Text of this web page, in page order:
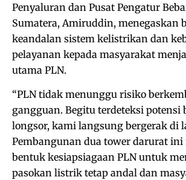
Penyaluran dan Pusat Pengatur
Sumatera, Amiruddin, menegaskan
keandalan sistem kelistrikan dan
pelayanan kepada masyarakat
utama PLN.
“PLN tidak menunggu risiko
gangguan. Begitu terdeteksi potensi
longsor, kami langsung bergerak di
Pembangunan dua tower darurat
bentuk kesiapsiagaan PLN untuk
pasokan listrik tetap andal dan